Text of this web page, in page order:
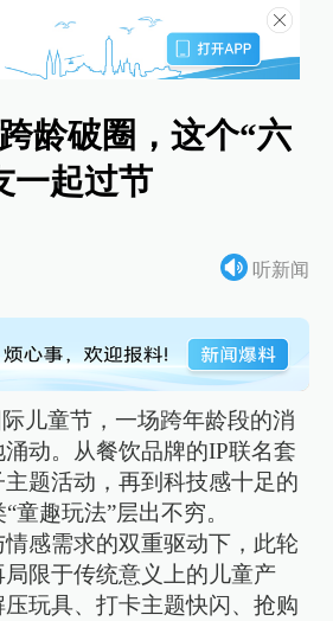
龄破圈，这个“六
一起过节
听新闻
儿童节，一场跨年龄段的消
动。从餐饮品牌的IP联名套
题活动，再到科技感十足的
童趣玩法”层出不穷。
感需求的双重驱动下，此轮
限于传统意义上的儿童产
玩具、打卡主题快闪、抢购